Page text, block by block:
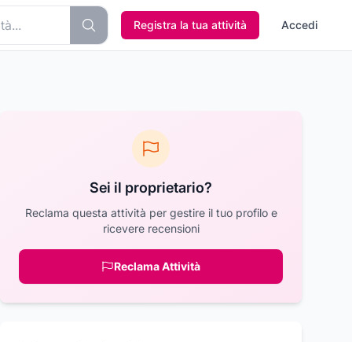
Registra la tua attività Accedi
Sei il proprietario?
Reclama questa attività per gestire il tuo profilo e
ricevere recensioni
Reclama Attività